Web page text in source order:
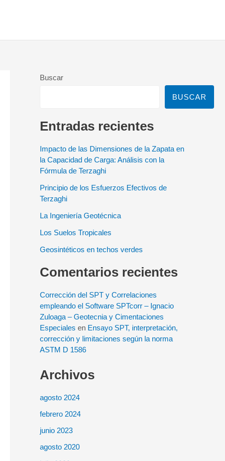
Buscar
BUSCAR
Entradas recientes
Impacto de las Dimensiones de la Zapata en
la Capacidad de Carga: Análisis con la
Fórmula de Terzaghi
Principio de los Esfuerzos Efectivos de
Terzaghi
La Ingeniería Geotécnica
Los Suelos Tropicales
Geosintéticos en techos verdes
Comentarios recientes
Corrección del SPT y Correlaciones
empleando el Software SPTcorr – Ignacio
Zuloaga – Geotecnia y Cimentaciones
Especiales en Ensayo SPT, interpretación,
corrección y limitaciones según la norma
ASTM D 1586
Archivos
agosto 2024
febrero 2024
junio 2023
agosto 2020